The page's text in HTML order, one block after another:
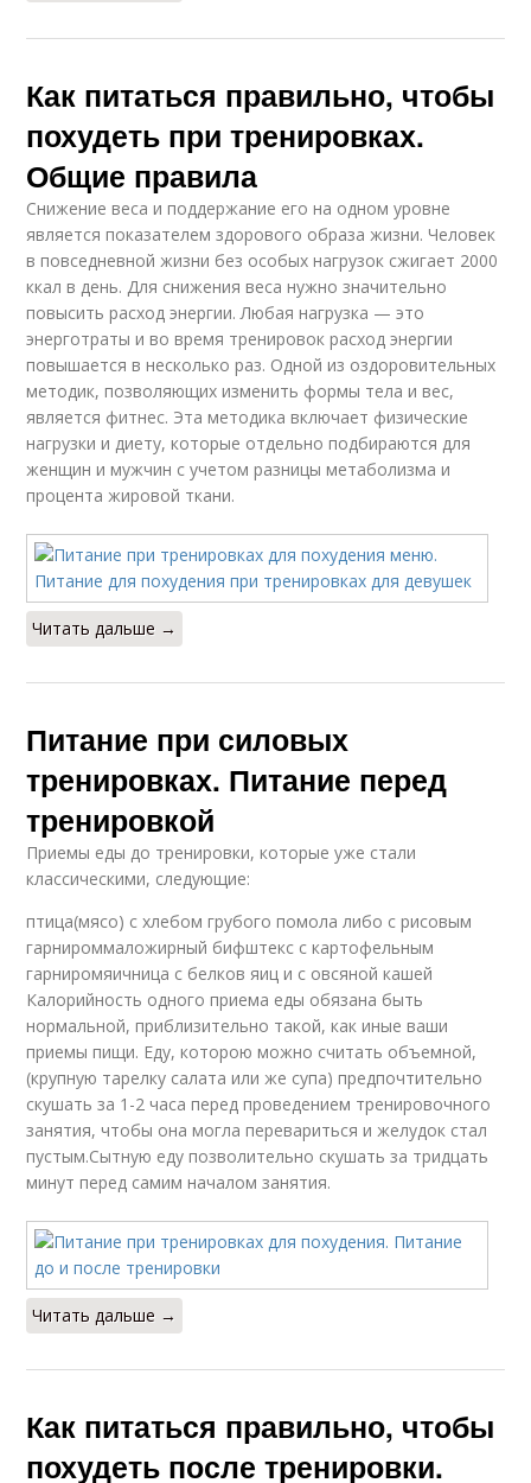
Как питаться правильно, чтобы
похудеть при тренировках.
Общие правила
Снижение веса и поддержание его на одном уровне
является показателем здорового образа жизни. Человек
в повседневной жизни без особых нагрузок сжигает 2000
ккал в день. Для снижения веса нужно значительно
повысить расход энергии. Любая нагрузка — это
энерготраты и во время тренировок расход энергии
повышается в несколько раз. Одной из оздоровительных
методик, позволяющих изменить формы тела и вес,
является фитнес. Эта методика включает физические
нагрузки и диету, которые отдельно подбираются для
женщин и мужчин с учетом разницы метаболизма и
процента жировой ткани.
Читать дальше →
Питание при силовых
тренировках. Питание перед
тренировкой
Приемы еды до тренировки, которые уже стали
классическими, следующие:
птица(мясо) с хлебом грубого помола либо с рисовым
гарнироммаложирный бифштекс с картофельным
гарниромяичница с белков яиц и с овсяной кашей
Калорийность одного приема еды обязана быть
нормальной, приблизительно такой, как иные ваши
приемы пищи. Еду, которою можно считать объемной,
(крупную тарелку салата или же cупа) предпочтительно
скушать за 1-2 часа перед проведением тренировочного
занятия, чтобы она могла перевариться и желудок стал
пустым.Сытную еду позволительно скушать за тридцать
минут перед самим началом занятия.
Читать дальше →
Как питаться правильно, чтобы
похудеть после тренировки.